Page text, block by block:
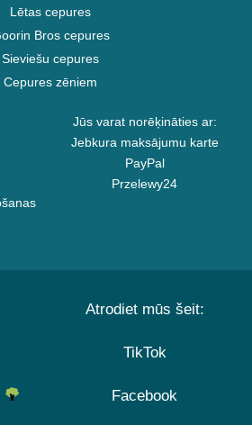
Lētas cepures
Bros cepures
Sieviešu cepures
Cepures zēniem
Jūs varat norēķināties ar:
Jebkura maksājumu karte
PayPal
Przelewy24
Atrodiet mūs šeit:
TikTok
Facebook